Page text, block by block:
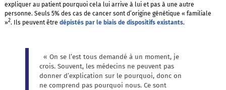
expliquer au patient pourquoi cela lui arrive à lui et pas à une autre
personne. Seuls 5% des cas de cancer sont d’origine génétique « familiale
»2. Ils peuvent être dépistés par le biais de dispositifs existants.
« On se l’est tous demandé à un moment, je
crois. Souvent, les médecins ne peuvent pas
donner d’explication sur le pourquoi, donc on
ne comprend pas pourquoi nous. Ce sont